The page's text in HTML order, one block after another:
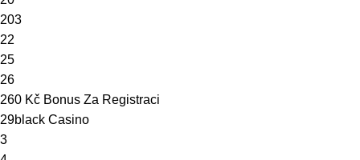
203
22
25
26
260 Kč Bonus Za Registraci
29black Casino
3